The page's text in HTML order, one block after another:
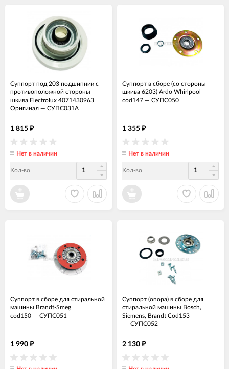
Суппорт под 203 подшипник с
противоположной стороны
шкива Electrolux 4071430963
Оригинал — СУПС031А
1 815 ₽
Нет в наличии
Кол-во
Суппорт в сборе (со стороны
шкива 6203) Ardo Whirlpool
cod147 — СУПС050
1 355 ₽
Нет в наличии
Кол-во
Суппорт в сборе для стиральной
машины Brandt-Smeg
cod150 — СУПС051
1 990 ₽
Суппорт (опора) в сборе для
стиральной машины Bosch,
Siemens, Brandt Cod153
— СУПС052
2 130 ₽